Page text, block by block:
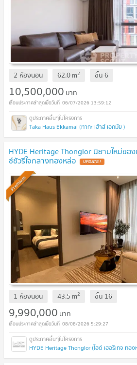
2 ห้องนอน 62.0m2 ชั้น 6
10,500,000 บาท
06/07/2026 13:59:12
Taka Haus Ekkamai (ทากะ เฮ้าส์ เอกมัย )
HYDE Heritage Thonglor นิยามใหม่ขอ
ซ์ชัวรีใจกลางทองหล่อ UPDATE !
Premium
1 ห้องนอน 43.5 m2 ชั้น 16
9,990,000 บาท
08/08/2026 5:29:27
HYDE Heritage Thonglor (ไฮด์ เฮอริเทจ ทอ